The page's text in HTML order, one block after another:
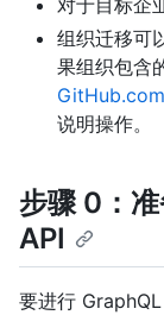
对于目标企
组织迁移可
果组织包含
说明操作。
步骤 0：
API
要进行